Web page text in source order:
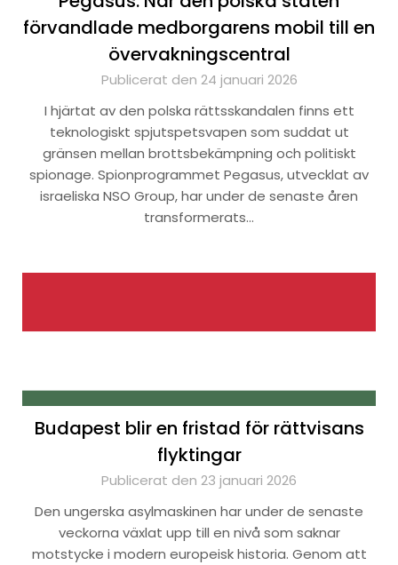
förvandlade medborgarens mobil till en
övervakningscentral
Publicerat den 24 januari 2026
I hjärtat av den polska rättsskandalen finns ett
teknologiskt spjutspetsvapen som suddat ut
gränsen mellan brottsbekämpning och politiskt
spionage. Spionprogrammet Pegasus, utvecklat av
israeliska NSO Group, har under de senaste åren
transformerats…
Budapest blir en fristad för rättvisans
flyktingar
Publicerat den 23 januari 2026
Den ungerska asylmaskinen har under de senaste
veckorna växlat upp till en nivå som saknar
motstycke i modern europeisk historia. Genom att